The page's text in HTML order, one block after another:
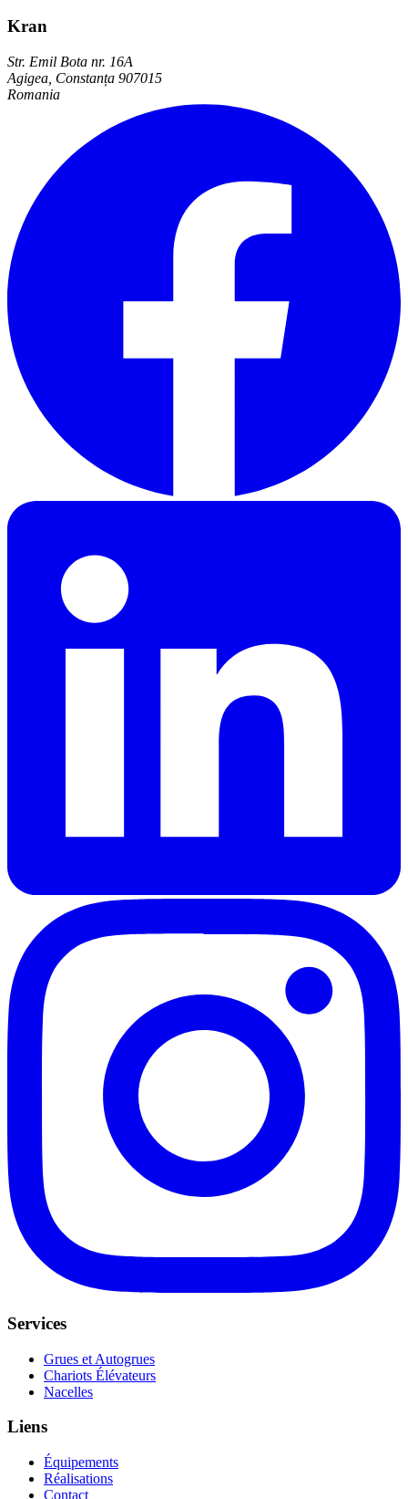
Kran
Str. Emil Bota nr. 16A
Agigea, Constanța 907015
Romania
Services
Grues et Autogrues
Chariots Élévateurs
Nacelles
Liens
Équipements
Réalisations
Contact